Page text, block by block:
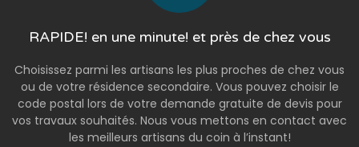
RAPIDE! en une minute! et près de chez vous
Choisissez parmi les artisans les plus proches de chez vous
ou de votre résidence secondaire. Vous pouvez choisir le
code postal lors de votre demande gratuite de devis pour
vos travaux souhaités. Nous vous mettons en contact avec
les meilleurs artisans du coin à l’instant!